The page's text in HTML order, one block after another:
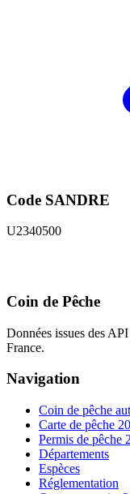
Code SANDRE
U2340500
Coin de Pêche
Données issues des
France.
Navigation
Coin de pêche
Carte de pêche
Permis de pêche
Départements
Espèces
Réglementation